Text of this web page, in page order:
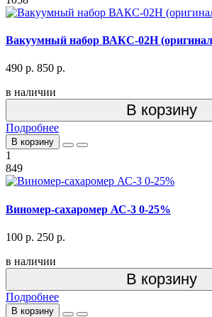
Вакуумный набор ВАКС-02Н
490 р. 850 р.
в наличии
В корзину
Подробнее
В корзину
1
849
Виномер-сахаромер АС-3 0-25%
100 р. 250 р.
в наличии
В корзину
Подробнее
В корзину